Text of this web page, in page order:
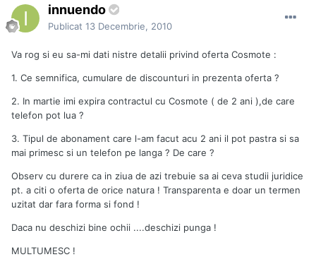
innuendo
Publicat 13 Decembrie, 2010
Va rog si eu sa-mi dati nistre detalii privind oferta Cosmote :
1. Ce semnifica, cumulare de discounturi in prezenta oferta ?
2. In martie imi expira contractul cu Cosmote ( de 2 ani ),de care
telefon pot lua ?
3. Tipul de abonament care l-am facut acu 2 ani il pot pastra si sa
mai primesc si un telefon pe langa ? De care ?
Observ cu durere ca in ziua de azi trebuie sa ai ceva studii juridice
pt. a citi o oferta de orice natura ! Transparenta e doar un termen
uzitat dar fara forma si fond !
Daca nu deschizi bine ochii ....deschizi punga !
MULTUMESC !